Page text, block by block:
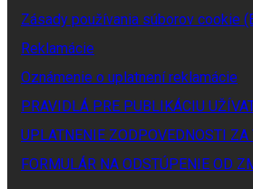
Zásady používania súborov cookie
Reklamácie
Oznámenie o uplatnení reklamácie
PRAVIDLÁ PRE PUBLIKÁCIU
UPLATNENIE ZODPOVEDNOSTI ZA
FORMULÁR NA ODSTÚPENIE OD